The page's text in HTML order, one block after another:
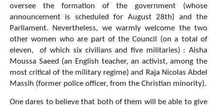
oversee the formation of the government (whose
announcement is scheduled for August 28th) and the
Parliament. Nevertheless, we warmly welcome the two
other women who are part of the Council (on a total of
eleven, of which six civilians and five militaries) : Aisha
Moussa Saeed (an English teacher, an activist, among the
most critical of the military regime) and Raja Nicolas Abdel
Massih (former police officer, from the Christian minority).
One dares to believe that both of them will be able to give